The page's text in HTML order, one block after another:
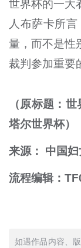
世界杯的一大
人布萨卡所
量，而不是性
裁判参加重要
（原标题：
塔尔世界杯）
来源： 中国
流程编辑：
如遇作品内容、